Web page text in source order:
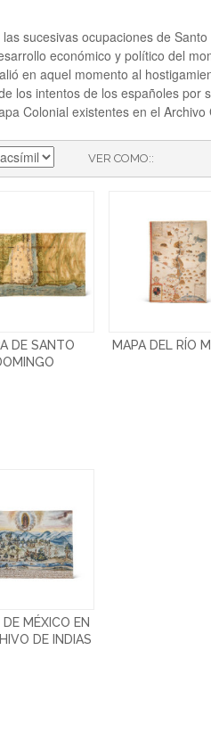
sucesivas ocupaciones de
económico y político del
en aquel momento al
los intentos de los españoles por
Colonial existentes en el
VER COMO:
DE SANTO
MAPA DEL RÍO
DE MÉXICO EN
DE INDIAS